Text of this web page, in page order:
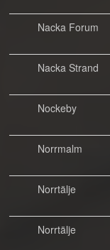
Nacka Forum
Nacka Strand
Nockeby
Norrmalm
Norrtälje
Norrtälje